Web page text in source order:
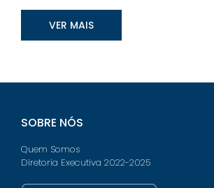
VER MAIS
SOBRE NÓS
Quem Somos
Diretoria Executiva 2022-2025